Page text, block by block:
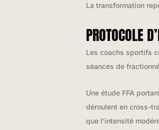
La transformation
PROTOCOLE
Les coachs sportifs
séances de
Une étude FFA
déroulent en cross-
que l’intensité